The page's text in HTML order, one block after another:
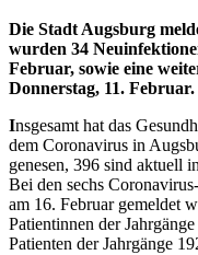
Die Stadt Augsburg
wurden 34
Februar, sowie eine
Donnerstag, 11. Februar.
Insgesamt hat das
dem Coronavirus in
genesen, 396 sind aktuell
Bei den sechs
am 16. Februar gemeldet
Patientinnen der
Patienten der Jahrgänge